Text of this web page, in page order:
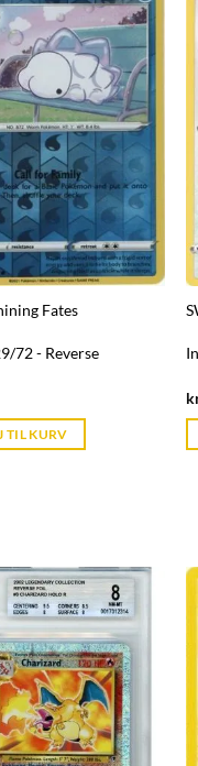
Fates
72 - Reverse
39,95.
TIL KURV